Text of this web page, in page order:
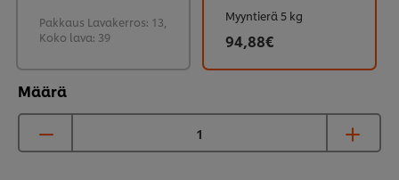
Määrä
Pakkaus Lavakerros: 13,
Koko lava: 39
Myyntierä 5 kg
94,88€